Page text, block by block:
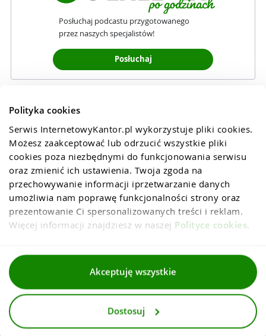
Polityka cookies
Serwis InternetowyKantor.pl wykorzystuje pliki cookies.
Możesz zaakceptować lub odrzucić wszystkie pliki
cookies poza niezbędnymi do funkcjonowania serwisu
oraz zmienić ich ustawienia. Twoja zgoda na
przechowywanie informacji iprzetwarzanie danych
umożliwia nam poprawę funkcjonalności strony oraz
prezentowanie Ci spersonalizowanych treści i reklam.
Więcej informacji znajdziesz w naszej Polityce cookies.
Akceptuję wszystkie
Dostosuj
Posłuchaj podcastu przygotowanego
przez naszych specjalistów!
Posłuchaj
Regulaminy
Dla mediów